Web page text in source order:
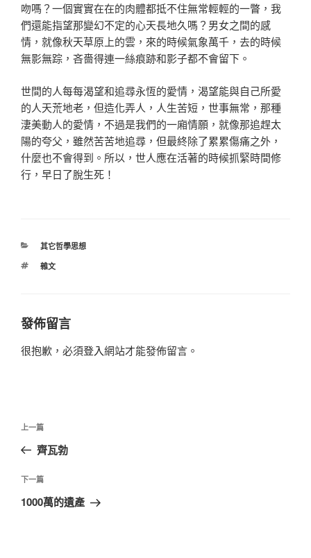
吻嗎？一個實實在在的肉體都抵不住無常輕輕的一瞥，我
們還能指望那變幻不定的心天長地久嗎？男女之間的感
情，就像秋天草原上的雲，來的時候氣象萬千，去的時候
無影無踪，吝嗇得連一絲痕跡和影子都不會留下。
世間的人每每渴望和追尋永恆的愛情，渴望能與自己所愛
的人天荒地老，但造化弄人，人生苦短，世事無常，那種
淒美動人的愛情，不過是我們的一廂情願，就像那追趕太
陽的夸父，雖然苦苦地追尋，但最終除了累累傷痛之外，
什麼也不會得到。所以，世人應在活著的時候抓緊時間修
行，早日了脫生死！
分
其它哲學思想
標
雜文
發佈留言
很抱歉，必須登入網站才能發佈留言。
文
導
覽
上
一
文
章
上一篇
齊瓦勃
下
一
下一篇
1000萬的遺產